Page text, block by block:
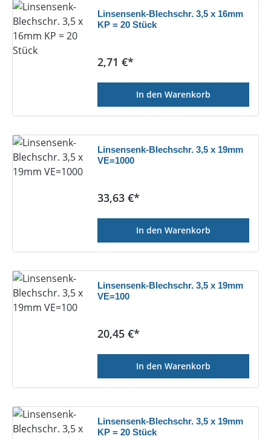
Linsensenk-Blechschr. 3,5 x 16mm
KP = 20 Stück
Regulärer Preis:
2,71 €*
In den Warenkorb
Linsensenk-Blechschr. 3,5 x 19mm
VE=1000
Regulärer Preis:
33,63 €*
In den Warenkorb
Linsensenk-Blechschr. 3,5 x 19mm
VE=100
Regulärer Preis:
20,45 €*
In den Warenkorb
Linsensenk-Blechschr. 3,5 x 19mm
KP = 20 Stück